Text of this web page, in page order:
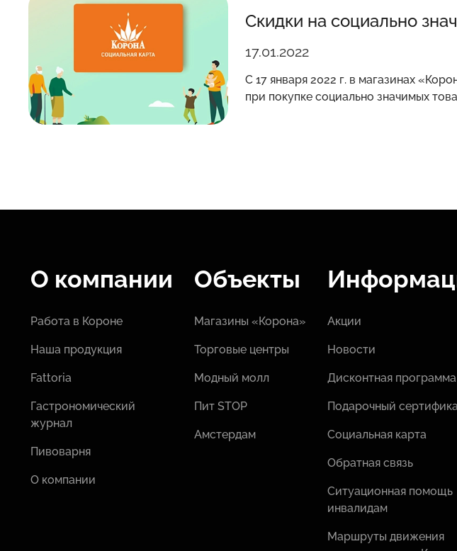
Скидки на социально
17.01.2022
С 17 января 2022 г. в магазинах
при покупке социально значимых
О компании
Работа в Короне
Наша продукция
Fattoria
Гастрономический
журнал
Пивоварня
О компании
Объекты
Магазины «Корона»
Торговые центры
Модный молл
Пит STOP
Амстердам
Акции
Новости
Дисконтная программа
Подарочный
Социальная карта
Обратная связь
Ситуационная помощь
инвалидам
Маршруты движения